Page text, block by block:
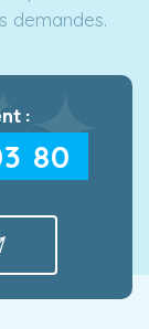
demandes.
:
80